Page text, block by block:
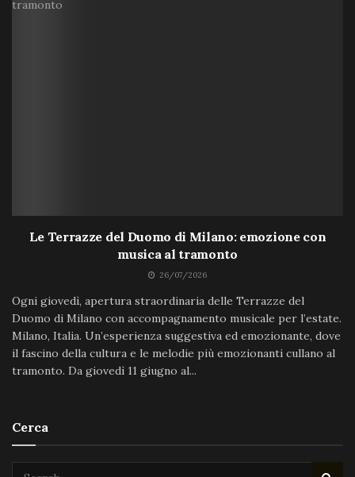
Le Terrazze del Duomo di Milano: emozione con
musica al tramonto
26/07/2026
Ogni giovedì, apertura straordinaria delle Terrazze del
Duomo di Milano con accompagnamento musicale per l’estate.
Milano, Italia. Un’esperienza suggestiva ed emozionante, dove
il fascino della cultura e le melodie più emozionanti cullano al
tramonto. Da giovedì 11 giugno al...
Cerca